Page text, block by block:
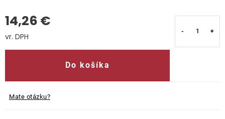
14,26 €
Do košíka
Mate otázku?